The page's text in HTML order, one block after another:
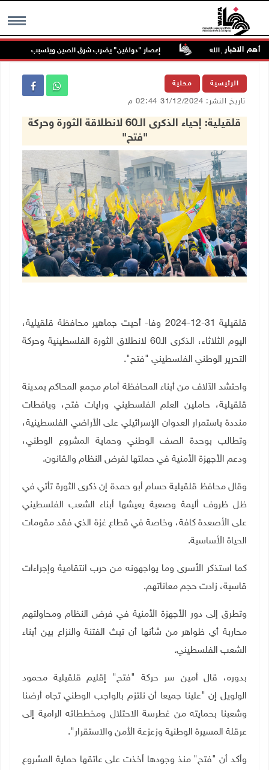
MENU أهم الاخبار
شمال رام الله إعصار "دولفين" يضرب شرق الصين ويتسبب في إلغاء أكثر
الرئيسية محلية
تاريخ النشر: 31/12/2024 02:44 م
قلقيلية: إحياء الذكرى الـ60 لانطلاقة الثورة وحركة
"فتح"
قلقيلية 31-12-2024 وفا - أحيت جماهير محافظة قلقيلية،
اليوم الثلاثاء، الذكرى الـ60 لانطلاق الثورة الفلسطينية وحركة
التحرير الوطني الفلسطيني "فتح".
واحتشد الآلاف من أبناء المحافظة أمام مجمع المحاكم بمدينة
قلقيلية، حاملين العلم الفلسطيني ورايات فتح، ويافطات
منددة باستمرار العدوان الإسرائيلي على الأراضي الفلسطينية،
وتطالب بوحدة الصف الوطني وحماية المشروع الوطني،
ودعم الأجهزة الأمنية في حملتها لفرض النظام والقانون.
وقال محافظ قلقيلية حسام أبو حمدة إن ذكرى الثورة تأتي في
ظل ظروف أليمة وصعبة يعيشها أبناء الشعب الفلسطيني
على الأصعدة كافة، وخاصة في قطاع غزة الذي فقد مقومات
الحياة الأساسية.
كما استذكر الأسرى وما يواجهونه من حرب انتقامية وإجراءات
قاسية، زادت حجم معاناتهم.
وتطرق إلى دور الأجهزة الأمنية في فرض النظام ومحاولتهم
محاربة أي ظواهر من شأنها أن تبث الفتنة والنزاع بين أبناء
الشعب الفلسطيني.
بدوره، قال أمين سر حركة "فتح" إقليم قلقيلية محمود
الولويل إن "علينا جميعا أن نلتزم بالواجب الوطني تجاه أرضنا
وشعبنا بحمايته من غطرسة الاحتلال ومخططاته الرامية إلى
عرقلة المسيرة الوطنية وزعزعة الأمن والاستقرار".
وأكد أن "فتح" منذ وجودها أخذت على عاتقها حماية المشروع